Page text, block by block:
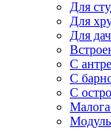
Для
Для
Для
С
С
С